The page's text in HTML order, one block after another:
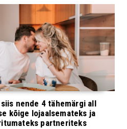
nende 4 tähemärgi all
kõige lojaalsemateks ja
partneriteks